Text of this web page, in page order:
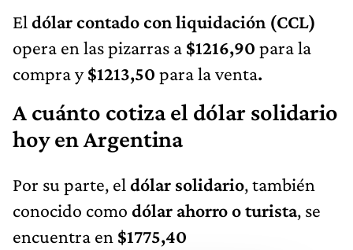
El dólar contado con liquidación (CCL)
opera en las pizarras a $1216,90 para la
compra y$1213,50 para la venta.
A cuánto cotiza el dólar solidario
hoy en Argentina
Por su parte, el dólar solidario, también
conocido como dólar ahorro o turista, se
encuentra en $1775,40